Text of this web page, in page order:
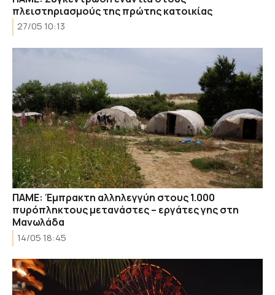
πλειστηριασμούς της πρώτης κατοικίας
27/05 10:13
ΠΑΜΕ: Έμπρακτη αλληλεγγύη στους 1.000
πυρόπληκτους μετανάστες – εργάτες γης στη
Μανωλάδα
14/05 18:45